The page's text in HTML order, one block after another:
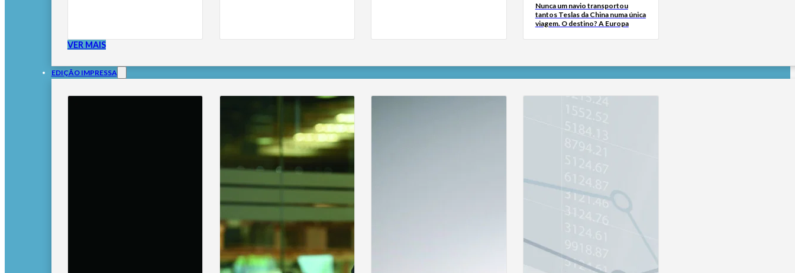
Nunca um navio transportou
tantos Teslas da China numa única
viagem. O destino? A Europa
VER MAIS
EDIÇÃO IMPRESSA